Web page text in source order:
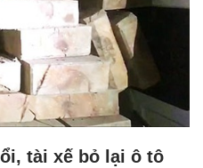
tài xế bỏ lại ô tô